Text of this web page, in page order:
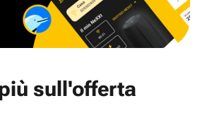
sull'offerta